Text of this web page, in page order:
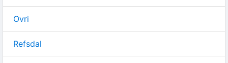
Ovri
Refsdal